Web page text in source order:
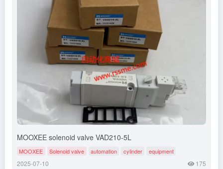
MOOXEE solenoid valve VAD210-5L
MOOXEE Solenoid valve automation cylinder equipment
2025-07-10 175